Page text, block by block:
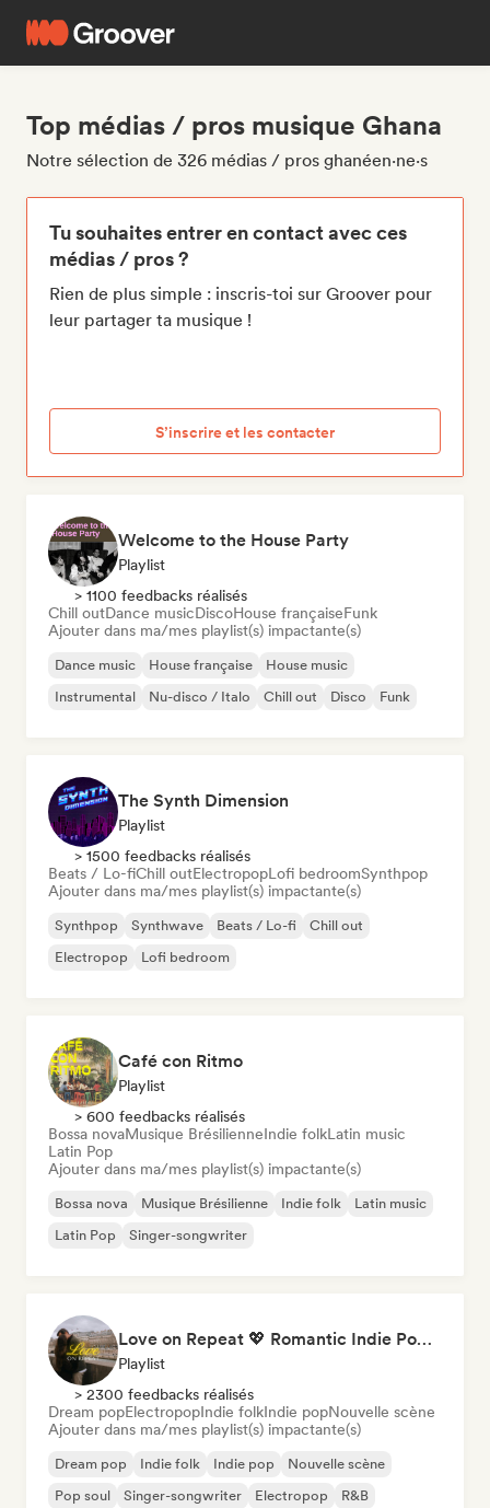
Top médias / pros musique Ghana
Notre sélection de 326 médias / pros ghanéen·ne·s
Tu souhaites entrer en contact avec ces
médias / pros ?
Rien de plus simple : inscris-toi sur Groover pour
leur partager ta musique !
S’inscrire et les contacter
Welcome to the House Party
Playlist
> 1100 feedbacks réalisés
Chill outDance musicDiscoHouse françaiseFunk
Ajouter dans ma/mes playlist(s) impactante(s)
Dance music House française
House music
Instrumental
Nu-disco / Italo Chill out Disco Funk
The Synth Dimension
Playlist
> 1500 feedbacks réalisés
Beats / Lo-fiChill outElectropopLofi bedroomSynthpop
Ajouter dans ma/mes playlist(s) impactante(s)
Synthpop Synthwave Beats / Lo-fi
Chill out
Electropop
Lofi bedroom
Café con Ritmo
Playlist
> 600 feedbacks réalisés
Bossa novaMusique BrésilienneIndie folkLatin music
Latin Pop
Ajouter dans ma/mes playlist(s) impactante(s)
Bossa nova Musique Brésilienne Indie folk
Latin music
Latin Pop
Singer-songwriter
Love on Repeat 💖 Romantic Indie Pop, Neo Soul & Singer-Songwriter
Playlist
> 2300 feedbacks réalisés
Dream popElectropopIndie folkIndie popNouvelle scène
Ajouter dans ma/mes playlist(s) impactante(s)
Dream pop Indie folk Indie pop
Nouvelle scène
Pop soul
Singer-songwriter Electropop R&B